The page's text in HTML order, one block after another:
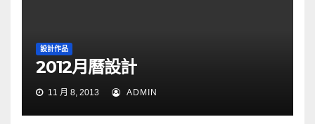
設計作品
2012月曆設計
11 月 8, 2013 ADMIN